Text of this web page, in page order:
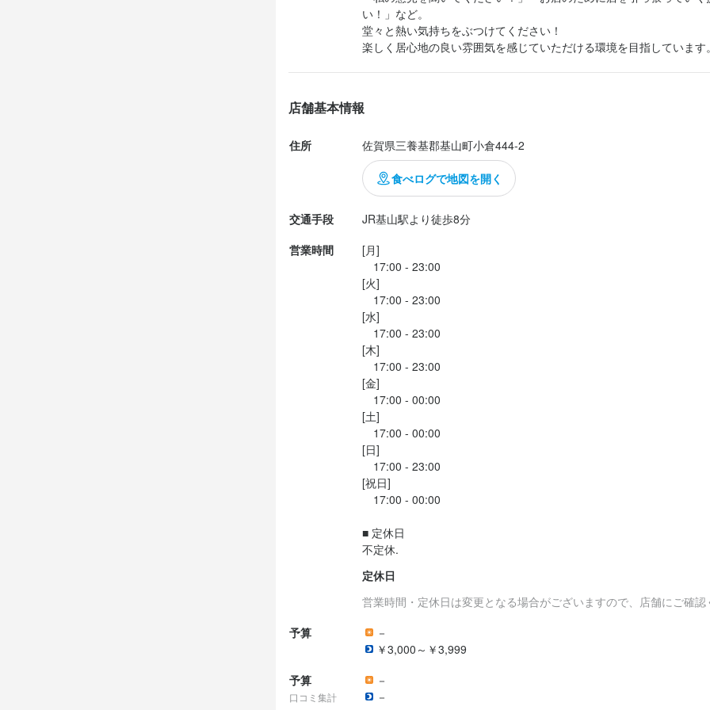
い！」など。
堂々と熱い気持ちをぶつけてください！
楽しく居心地の良い雰囲気を感じていただける環境を目指しています
店舗基本情報
住所 佐賀県三養基郡基山町小倉444-2
食べログで地図を開く
交通手段
JR基山駅より徒歩8分
営業時間
[月]
17:00 - 23:00
[火]
17:00 - 23:00
[水]
17:00 - 23:00
[木]
17:00 - 23:00
[金]
17:00 - 00:00
[土]
17:00 - 00:00
[日]
17:00 - 23:00
[祝日]
17:00 - 00:00
■ 定休日
不定休.
定休日
営業時間・定休日は変更となる場合がございますので、店舗にご確認
予算
－
￥3,000～￥3,999
予算
口コミ集計
－
－